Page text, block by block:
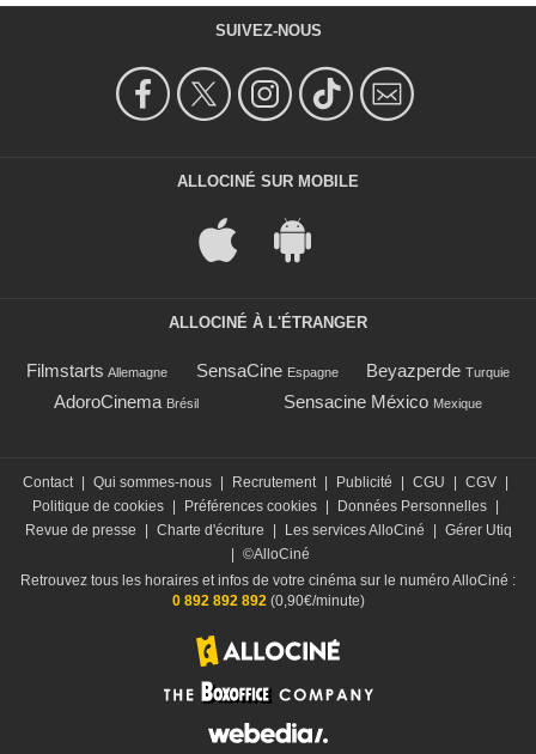
SUIVEZ-NOUS
ALLOCINÉ SUR MOBILE
ALLOCINÉ À L'ÉTRANGER
Filmstarts Allemagne SensaCine Espagne Beyazperde Turquie
AdoroCinema Brésil Sensacine México Mexique
Contact | Qui sommes-nous | Recrutement | Publicité | CGU | CGV |
Politique de cookies | Préférences cookies | Données Personnelles |
Revue de presse
| Charte d'écriture | Les services AlloCiné | Gérer Utiq
| ©AlloCiné
Retrouvez tous les horaires et infos de votre cinéma sur le numéro AlloCiné :
0 892 892 892(0,90€/minute)